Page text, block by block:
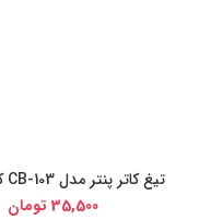
خرید از دیجی کالاتیغ کاتر پنتر مدل CB-103 کد 77839
35,500 تومان